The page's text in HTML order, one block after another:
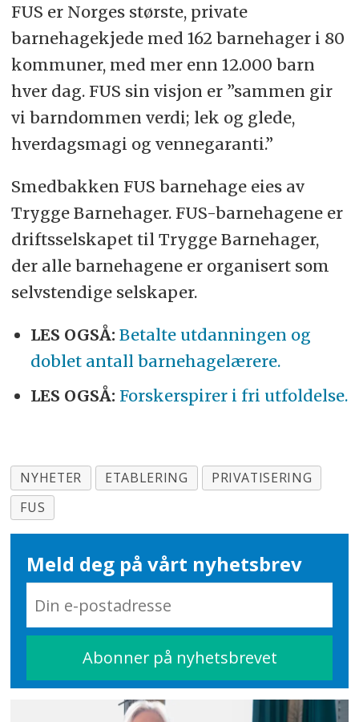
FUS er Norges største, private
barnehagekjede med 162 barnehager i 80
kommuner, med mer enn 12.000 barn
hver dag. FUS sin visjon er ”sammen gir
vi barndommen verdi; lek og glede,
hverdagsmagi og vennegaranti.”
Smedbakken FUS barnehage eies av
Trygge Barnehager. FUS-barnehagene er
driftsselskapet til Trygge Barnehager,
der alle barnehagene er organisert som
selvstendige selskaper.
LES OGSÅ: Betalte utdanningen og
doblet antall barnehagelærere.
LES OGSÅ: Forskerspirer i fri utfoldelse.
NYHETER ETABLERING
PRIVATISERING
FUS
Meld deg på vårt nyhetsbrev